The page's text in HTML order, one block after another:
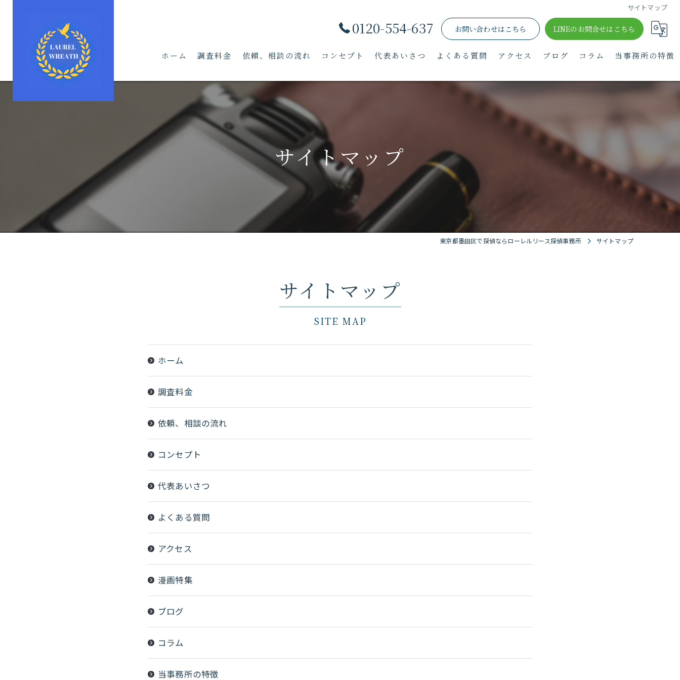
サイトマップ
0120-554-637 お問い合わせはこちら LINEのお問合せはこちら
ホーム 調査料金 依頼、相談の流れ コンセプト 代表あいさつ よくある質問 アクセス ブログ コラム 当事務所の特徴
浮気調査
嫌がらせ調査
ストーカー調査
サイトマップ
東京都墨田区で探偵ならローレルリース探偵事務所 サイトマップ
SITE MAP
サイトマップ
ホーム
調査料金
依頼、相談の流れ
コンセプト
代表あいさつ
よくある質問
アクセス
漫画特集
ブログ
コラム
当事務所の特徴